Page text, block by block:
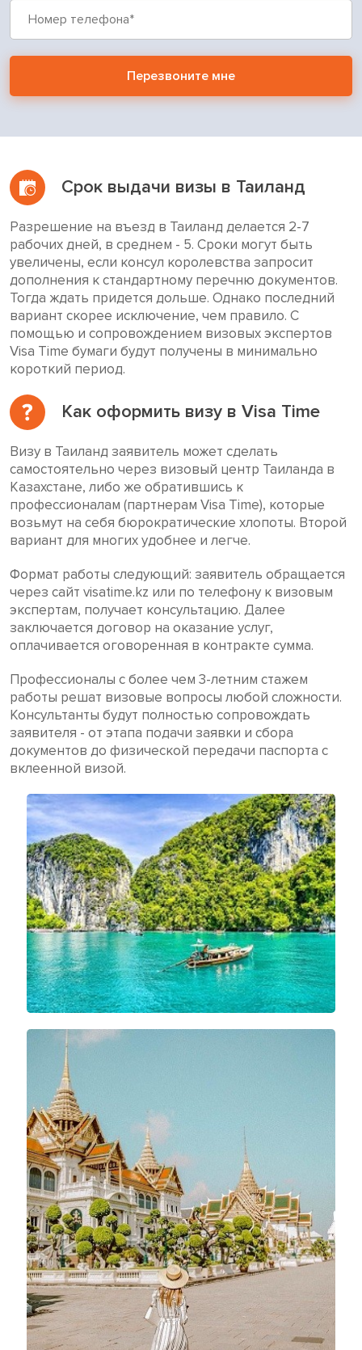
Перезвоните мне
Срок выдачи визы в Таиланд
Разрешение на въезд в Таиланд делается 2-7
рабочих дней, в среднем - 5. Сроки могут быть
увеличены, если консул королевства запросит
дополнения к стандартному перечню документов.
Тогда ждать придется дольше. Однако последний
вариант скорее исключение, чем правило. С
помощью и сопровождением визовых экспертов
Visa Time бумаги будут получены в минимально
короткий период.
Как оформить визу в Visa Time
Визу в Таиланд заявитель может сделать
самостоятельно через визовый центр Таиланда в
Казахстане, либо же обратившись к
профессионалам (партнерам Visa Time), которые
возьмут на себя бюрократические хлопоты. Второй
вариант для многих удобнее и легче.
Формат работы следующий: заявитель обращается
через сайт visatime.kz или по телефону к визовым
экспертам, получает консультацию. Далее
заключается договор на оказание услуг,
оплачивается оговоренная в контракте сумма.
Профессионалы с более чем 3-летним стажем
работы решат визовые вопросы любой сложности.
Консультанты будут полностью сопровождать
заявителя - от этапа подачи заявки и сбора
документов до физической передачи паспорта с
вклеенной визой.